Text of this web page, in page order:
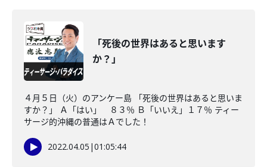
「死後の世界はあると思います
か？」
４月５日（火）のアンケー島 「死後の世界はあると思いま
すか？」 Ａ「はい」 ８３％ Ｂ「いいえ」１７％ ティー
サージ的沖縄の普通はＡでした！
2022.04.05 |01:05:44